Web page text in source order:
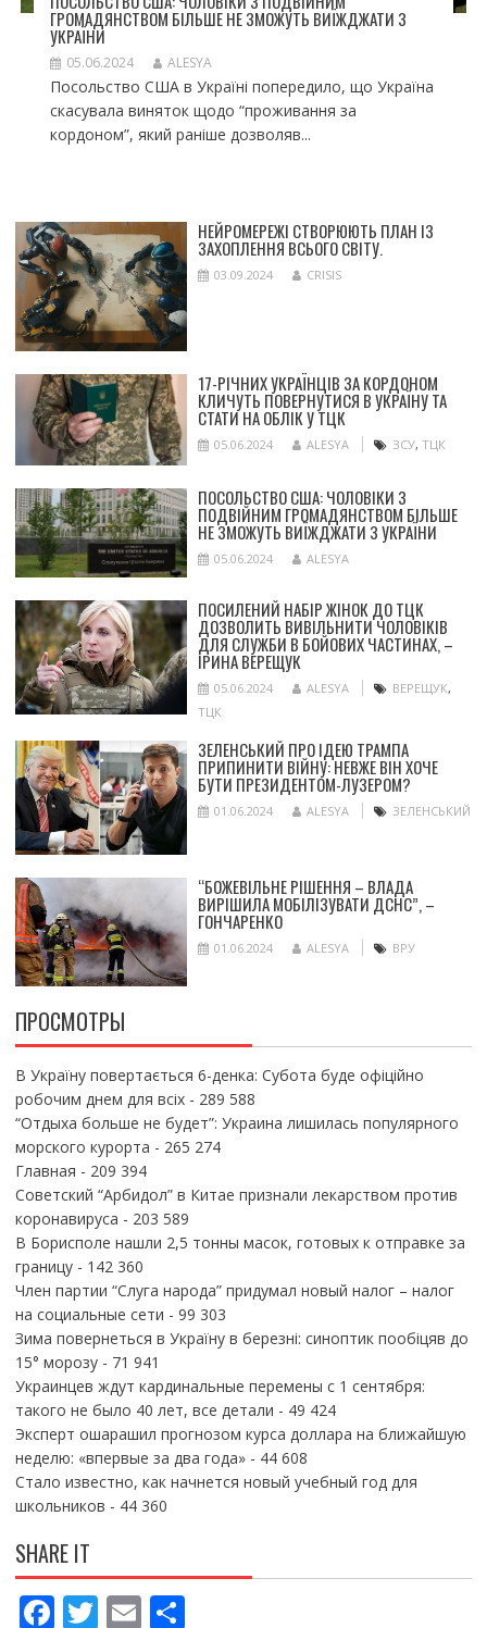
ГРОМАДЯНСТВОМ БІЛЬШЕ НЕ ЗМОЖУТЬ ВИЇЖДЖАТИ З
УКРАЇНИ
05.06.2024 ALESYA
Посольство США в Україні попередило, що Україна
скасувала виняток щодо “проживання за
кордоном”, який раніше дозволяв...
НЕЙРОМЕРЕЖІ СТВОРЮЮТЬ ПЛАН ІЗ
ЗАХОПЛЕННЯ ВСЬОГО СВІТУ.
03.09.2024 CRISIS
17-РІЧНИХ УКРАЇНЦІВ ЗА КОРДОНОМ
КЛИЧУТЬ ПОВЕРНУТИСЯ В УКРАЇНУ ТА
СТАТИ НА ОБЛІК У ТЦК
05.06.2024 ALESYA ЗСУ, ТЦК
ПОСОЛЬСТВО США: ЧОЛОВІКИ З
ПОДВІЙНИМ ГРОМАДЯНСТВОМ БІЛЬШЕ
НЕ ЗМОЖУТЬ ВИЇЖДЖАТИ З УКРАЇНИ
05.06.2024 ALESYA
ПОСИЛЕНИЙ НАБІР ЖІНОК ДО ТЦК
ДОЗВОЛИТЬ ВИВІЛЬНИТИ ЧОЛОВІКІВ
ДЛЯ СЛУЖБИ В БОЙОВИХ ЧАСТИНАХ, –
ІРИНА ВЕРЕЩУК
05.06.2024 ALESYA ВЕРЕЩУК,
ТЦК
ЗЕЛЕНСЬКИЙ ПРО ІДЕЮ ТРАМПА
ПРИПИНИТИ ВІЙНУ: НЕВЖЕ ВІН ХОЧЕ
БУТИ ПРЕЗИДЕНТОМ-ЛУЗЕРОМ?
01.06.2024 ALESYA ЗЕЛЕНСЬКИЙ
“БОЖЕВІЛЬНЕ РІШЕННЯ – ВЛАДА
ВИРІШИЛА МОБІЛІЗУВАТИ ДСНС”, –
ГОНЧАРЕНКО
01.06.2024 ALESYA ВРУ
ПРОСМОТРЫ
В Україну повертається 6-денка: Субота буде офіційно
робочим днем для всіх- 289 588
“Отдыха больше не будет”: Украина лишилась популярного
морского курорта - 265 274
Главная - 209 394
Советский “Арбидол” в Китае признали лекарством против
коронавируса - 203 589
В Борисполе нашли 2,5 тонны масок, готовых к отправке за
границу- 142 360
Член партии “Слуга народа” придумал новый налог – налог
на социальные сети - 99 303
Зима повернеться в Україну в березні: синоптик пообіцяв до
15° морозу- 71 941
Украинцев ждут кардинальные перемены с 1 сентября:
такого не было 40 лет, все детали - 49 424
Эксперт ошарашил прогнозом курса доллара на ближайшую
неделю: «впервые за два года»- 44 608
Стало известно, как начнется новый учебный год для
школьников - 44 360
SHARE IT
F T E П